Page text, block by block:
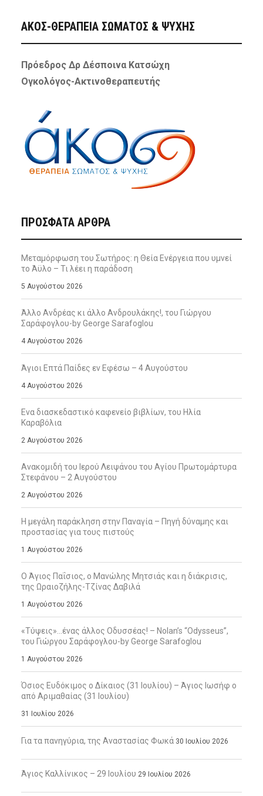
ΑΚΟΣ-ΘΕΡΑΠΕΙΑ ΣΩΜΑΤΟΣ & ΨΥΧΗΣ
Πρόεδρος Δρ Δέσποινα Κατσώχη
Ογκολόγος-Ακτινοθεραπευτής
ΠΡΌΣΦΑΤΑ ΆΡΘΡΑ
Μεταμόρφωση του Σωτήρος: η Θεία Ενέργεια που υμνεί
το Άϋλο – Τι λέει η παράδοση
5 Αυγούστου 2026
Άλλο Ανδρέας κι άλλο Ανδρουλάκης!, του Γιώργου
Σαράφογλου-by George Sarafoglou
4 Αυγούστου 2026
Άγιοι Επτά Παίδες εν Εφέσω – 4 Αυγούστου
4 Αυγούστου 2026
Ενα διασκεδαστικό καφενείο βιβλίων, του Ηλία
Καραβόλια
2 Αυγούστου 2026
Ανακομιδή του Ιερού Λειψάνου του Αγίου Πρωτομάρτυρα
Στεφάνου – 2 Αυγούστου
2 Αυγούστου 2026
Η μεγάλη παράκληση στην Παναγία – Πηγή δύναμης και
προστασίας για τους πιστούς
1 Αυγούστου 2026
Ο Άγιος Παΐσιος, ο Μανώλης Μητσιάς και η διάκρισις,
της Ωραιοζήλης-Τζίνας Δαβιλά
1 Αυγούστου 2026
«Τύψεις»…ένας άλλος Οδυσσέας! – Nolan’s “Odysseus”,
του Γιώργου Σαράφογλου-by George Sarafoglou
1 Αυγούστου 2026
Όσιος Ευδόκιμος ο Δίκαιος (31 Ιουλίου) – Άγιος Ιωσήφ ο
από Αριμαθαίας (31 Ιουλίου)
31 Ιουλίου 2026
Για τα πανηγύρια, της Αναστασίας Φωκά 30 Ιουλίου 2026
Άγιος Καλλίνικος – 29 Ιουλίου 29 Ιουλίου 2026